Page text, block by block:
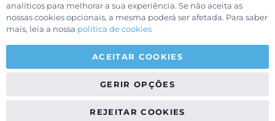
analíticos para melhorar a sua experiência. Se não aceita as
nossas cookies opcionais, a mesma poderá ser afetada. Para saber
mais, leia a nossa política de cookies
ACEITAR COOKIES
GERIR OPÇÕES
REJEITAR COOKIES